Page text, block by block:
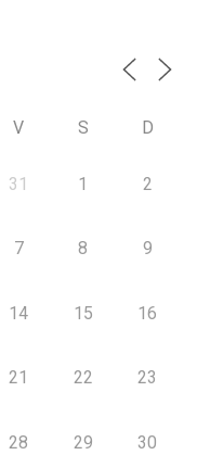
V S D
31 1 2
7 8 9
14 15 16
21 22 23
28 29 30